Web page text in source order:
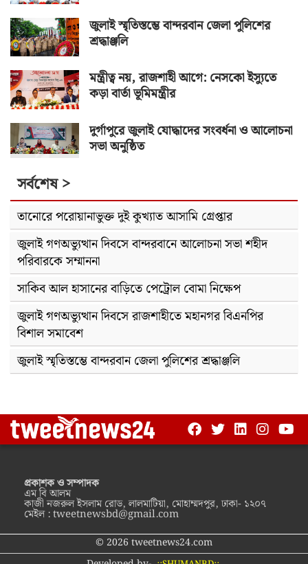
জুলাই স্মৃতিস্তম্ভে বান্দরবান জেলা পুলিশের
শ্রদ্ধাঞ্জলি
মন্ত্রীত্ব নয়, রাজশাহী আগে: নেসকো ইস্যুতে
কড়া বার্তা ভূমিমন্ত্রীর
দুর্গাপুরে জুলাই যোদ্ধাদের সংবর্ধনা ও আলোচনা
সভা অনুষ্ঠিত
সর্বশেষ >
তানোরে পরোয়ানাভুক্ত দুই কুখ্যাত আসামি গ্রেপ্তার
জুলাই গণঅভ্যুত্থান দিবসে বান্দরবানে আলোচনা সভা শহীদ
পরিবারকে সম্মাননা
সাকিব আল হাসানের বাড়িতে পেট্রোল বোমা নিক্ষেপ
জুলাই গণঅভ্যুত্থান দিবসে রাজশাহীতে মহানগর বিএনপির
বিশাল সমাবেশ
জুলাই স্মৃতিস্তম্ভে বান্দরবান জেলা পুলিশের শ্রদ্ধাঞ্জলি
প্রকাশক ও সম্পাদক
এম বি আলম
কাজী নজরুল ইসলাম রোড, লালমাটিয়া, মোহাম্মদপুর, ঢাকা- ১২০৭
মেইল :tweetnewsbd@gmail.com
© 2026 tweetnews24.com